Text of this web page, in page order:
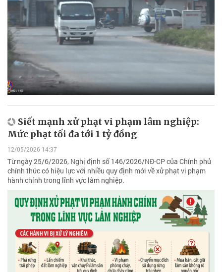
Siết mạnh xử phạt vi phạm lâm nghiệp:
Mức phạt tối đa tới 1 tỷ đồng
12/05/2026 14:37
Từ ngày 25/6/2026, Nghị định số 146/2026/NĐ-CP của Chính phủ
chính thức có hiệu lực với nhiều quy định mới về xử phạt vi phạm
hành chính trong lĩnh vực lâm nghiệp.